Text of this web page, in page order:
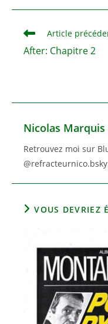
autre
Read
more
articles
Article
After: Chapitre 2
Nicolas Marquis
Retrouvez moi sur
VOUS DEVRIEZ